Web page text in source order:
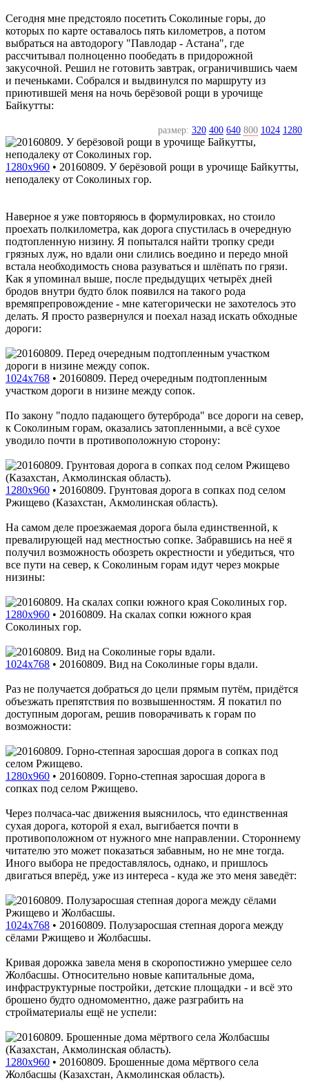
Сегодня мне предстояло посетить Соколиные горы, до
которых по карте оставалось пять километров, а потом
выбраться на автодорогу "Павлодар - Астана", где
рассчитывал полноценно пообедать в придорожной
закусочной. Решил не готовить завтрак, ограничившись чаем
и печеньками. Собрался и выдвинулся по маршруту из
приютившей меня на ночь берёзовой рощи в урочище
Байкутты:
размер: 320 400 640 800 1024 1280
1280x960 • 20160809. У берёзовой рощи в урочище Байкутты,
неподалеку от Соколиных гор.
Наверное я уже повторяюсь в формулировках, но стоило
проехать полкилометра, как дорога спустилась в очередную
подтопленную низину. Я попытался найти тропку среди
грязных луж, но вдали они слились воедино и передо мной
встала необходимость снова разуваться и шлёпать по грязи.
Как я упоминал выше, после предыдущих четырёх дней
бродов внутри будто блок появился на такого рода
времяпрепровождение - мне категорически не захотелось это
делать. Я просто развернулся и поехал назад искать обходные
дороги:
1024x768 • 20160809. Перед очередным подтопленным
участком дороги в низине между сопок.
По закону "подло падающего бутерброда" все дороги на север,
к Соколиным горам, оказались затопленными, а всё сухое
уводило почти в противоположную сторону:
1280x960 • 20160809. Грунтовая дорога в сопках под селом
Ржищево (Казахстан, Акмолинская область).
На самом деле проезжаемая дорога была единственной, к
превалирующей над местностью сопке. Забравшись на неё я
получил возможность обозреть окрестности и убедиться, что
все пути на север, к Соколиным горам идут через мокрые
низины:
1280x960 • 20160809. На скалах сопки южного края
Соколиных гор.
1024x768 • 20160809. Вид на Соколиные горы вдали.
Раз не получается добраться до цели прямым путём, придётся
объезжать препятствия по возвышенностям. Я покатил по
доступным дорогам, решив поворачивать к горам по
возможности:
1280x960 • 20160809. Горно-степная заросшая дорога в
сопках под селом Ржищево.
Через полчаса-час движения выяснилось, что единственная
сухая дорога, которой я ехал, выгибается почти в
противоположном от нужного мне направлении. Стороннему
читателю это может показаться забавным, но не мне тогда.
Иного выбора не предоставлялось, однако, и пришлось
двигаться вперёд, уже из интереса - куда же это меня заведёт:
1024x768 • 20160809. Полузаросшая степная дорога между
сёлами Ржищево и Жолбасшы.
Кривая дорожка завела меня в скоропостижно умершее село
Жолбасшы. Относительно новые капитальные дома,
инфраструктурные постройки, детские площадки - и всё это
брошено будто одномоментно, даже разграбить на
стройматериалы ещё не успели:
1280x960 • 20160809. Брошенные дома мёртвого села
Жолбасшы (Казахстан, Акмолинская область).